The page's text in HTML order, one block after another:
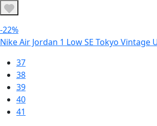
-22%
Nike Air Jordan 1 Low SE Tokyo Vintage
37
38
39
40
41